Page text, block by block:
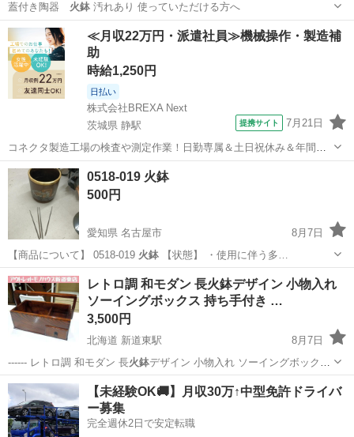
蓋付き陶器 火鉢 汚れあり 使っていただける方へ
高知 高知市 家具
≪月収22万円・派遣社員≫機械操作・製造補
助
時給1,250円
日払い
株式会社BREXA Next
茨城県 静駅
提携サイト 7月21日
コネクタ製造工場の検査や測定作業！日勤専属＆土日祝休み＆年間休
日128日★クリーンルーム内作業★マイカー通勤OK＆無料駐車場あり
★就業先食堂利用可！日払い制度あり！《茨城県常陸大宮市》 人気の
工場のお仕事 ◇コネクタ製造工...
茨城 常陸大宮市 静駅
0518-019 火鉢
500円
愛知県 名古屋市
8月7日
【商品について】 0518-019 火鉢 【状態】 ・使用に伴う多…
愛知 名古屋市 生活雑貨 リユース
レトロ調 和モダン 長火鉢デザイン 小物入れ
ソーイングボックス 持ち手付き …
3,500円
北海道 新道東駅
8月7日
------ レトロ調 和モダン 長火鉢デザイン 小物入れ ソーイングボック
ス…
北海道 札幌市 新道東駅 収納家具 店舗
【未経験OK🚚】月収30万↑中型免許ドライバ
ー募集
完全週休2日で安定転職